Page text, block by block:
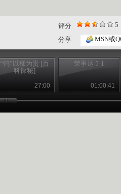
评分 5
分享
MSN或
“钨”以稀为贵 [百
科探秘]
27:00
荣事达 5-1
01:00:41